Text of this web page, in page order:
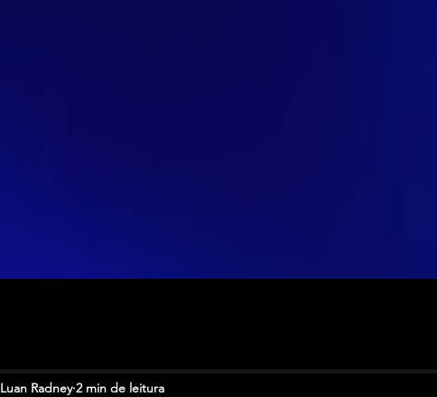
Luan Radney 2 min de leitura